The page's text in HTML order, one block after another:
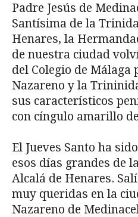
Padre Jesús de
Santísima de la
Henares, la
de nuestra ciudad
del Colegio de Málaga
Nazareno y la
sus característicos
con cíngulo amarillo
El Jueves Santo ha
esos días grandes de
Alcalá de Henares.
muy queridas en la
Nazareno de